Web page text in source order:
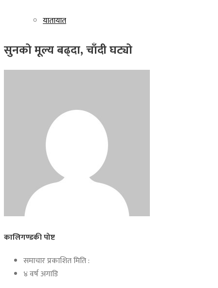
यातायात
सुनको मूल्य बढ्दा, चाँदी घट्यो
कालिगण्डकी पोष्ट
समाचार प्रकाशित मिति :
४ वर्ष अगाडि